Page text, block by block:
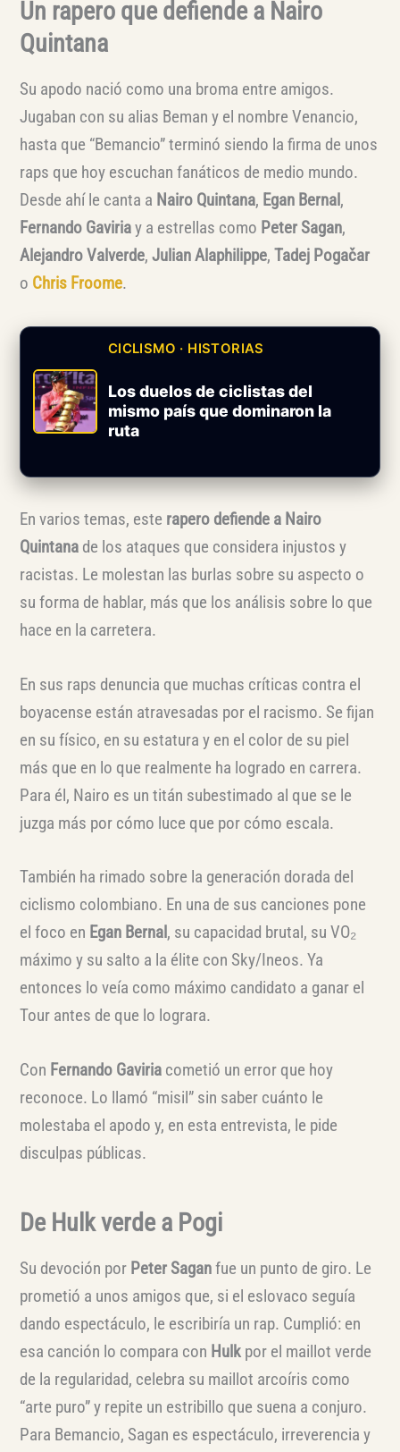
Un rapero que defiende a Nairo
Quintana
Su apodo nació como una broma entre amigos.
Jugaban con su alias Beman y el nombre Venancio,
hasta que “Bemancio” terminó siendo la firma de unos
raps que hoy escuchan fanáticos de medio mundo.
Desde ahí le canta a Nairo Quintana, Egan Bernal ,
Fernando Gaviriay a estrellas como Peter Sagan,
Alejandro Valverde, Julian Alaphilippe, Tadej Pogačar
o Chris Froome.
CICLISMO · HISTORIAS
Los duelos de ciclistas del
mismo país que dominaron la
ruta
En varios temas, este rapero defiende a Nairo
Quintanade los ataques que considera injustos y
racistas. Le molestan las burlas sobre su aspecto o
su forma de hablar, más que los análisis sobre lo que
hace en la carretera.
En sus raps denuncia que muchas críticas contra el
boyacense están atravesadas por el racismo. Se fijan
en su físico, en su estatura y en el color de su piel
más que en lo que realmente ha logrado en carrera.
Para él, Nairo es un titán subestimado al que se le
juzga más por cómo luce que por cómo escala.
También ha rimado sobre la generación dorada del
ciclismo colombiano. En una de sus canciones pone
el foco en Egan Bernal, su capacidad brutal, su VO₂
máximo y su salto a la élite con Sky/Ineos. Ya
entonces lo veía como máximo candidato a ganar el
Tour antes de que lo lograra.
Con Fernando Gaviriacometió un error que hoy
reconoce. Lo llamó “misil” sin saber cuánto le
molestaba el apodo y, en esta entrevista, le pide
disculpas públicas.
De Hulk verde a Pogi
Su devoción por Peter Saganfue un punto de giro. Le
prometió a unos amigos que, si el eslovaco seguía
dando espectáculo, le escribiría un rap. Cumplió: en
esa canción lo compara con Hulkpor el maillot verde
de la regularidad, celebra su maillot arcoíris como
“arte puro” y repite un estribillo que suena a conjuro.
Para Bemancio, Sagan es espectáculo, irreverencia y